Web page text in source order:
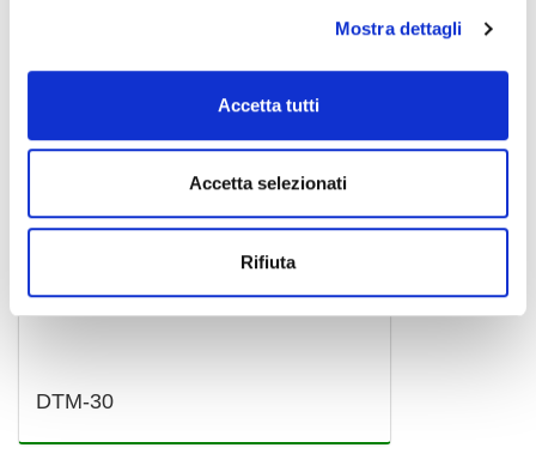
Mostra dettagli
Accetta tutti
Accetta selezionati
Rifiuta
DTM-30